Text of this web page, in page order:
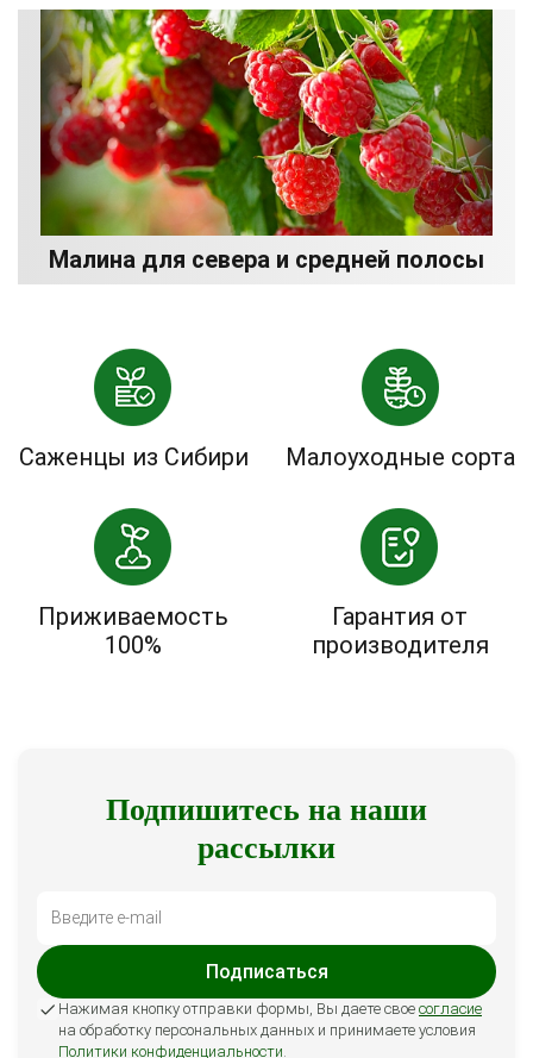
Малина для севера и средней полосы
Саженцы из Сибири Малоуходные сорта
Приживаемость
100%
Гарантия от
производителя
Подпишитесь на наши
рассылки
Подписаться
Нажимая кнопку отправки формы, Вы даете свое согласие
на обработку персональных данных и принимаете условия
Политики конфиденциальности.